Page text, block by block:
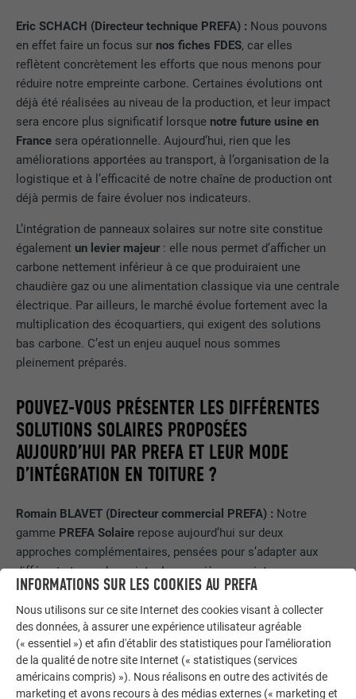
Eric SCHACH (Directeur technique PREFA) : Nous pouvons
en effet faire un focus sur nos fiches FDES, car elles
reflètent concrètement les efforts que nous menons pour
réduire notre empreinte carbone. Certaines évolutions ont
déjà été réalisées au niveau de la production, et leur impact
sera encore plus significatif lorsque notre future usine en
France sera opérationnelle. Aujourd’hui, rien que les
améliorations apportées au transport, à l’organisation de la
logistique et à l’efficacité de notre chaîne de production ont
déjà permis de faire évoluer nos indicateurs.
L’intégration de panneaux solaires sur notre site constitue
également un levier majeur : elle nous permet d’afficher un
carbone nettement inférieur à ce que produiraient une
chaudière gaz ou une alimentation classique via une centrale
électrique. Par ailleurs, le marché évolue fortement avec la
multiplication des écoquartiers, qui exigent des solutions
bas carbone. C’est un enjeu auquel nous sommes
pleinement préparés.
POUVEZ-VOUS PRÉSENTER LES DIFFÉRENTES
SOLUTIONS SOLAIRES PROPOSÉES
AUJOURD’HUI PAR PREFA ET LEUR MODE
D’INTÉGRATION EN TOITURE ?
Romain BLAVET (Directeur commercial PREFA) : Notre
gamme PREFA Solaire repose aujourd’hui sur deux
approches complémentaires, pensées pour s’adapter aux
différents types de projets. La première consiste en un
module solaire en surimposition, conçu pour être installé
directement sur un support de couverture très répandu, le
joint debout. Cette solution permet d’ajouter une production
d’énergie sur une toiture existante ou neuve tout en
préservant son esthétique et sa structure.
INFORMATIONS SUR LES COOKIES AU PREFA
Nous utilisons sur ce site Internet des cookies visant à collecter
des données, à assurer une expérience utilisateur agréable
(« essentiel ») et afin d'établir des statistiques pour l'amélioration
de la qualité de notre site Internet (« statistiques (services
américains compris) »). Nous réalisons en outre des activités de
marketing et avons recours à des médias externes (« marketing et